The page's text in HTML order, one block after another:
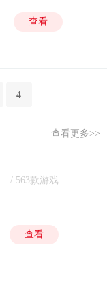
查看
4
查看更多>>
/ 563款游戏
查看